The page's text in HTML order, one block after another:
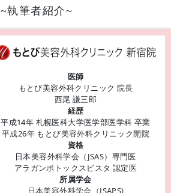
~執筆者紹介~
医師
もとび美容外科クリニック 院長
西尾 謙三郎
経歴
平成14年 札幌医科大学医学部医学科 卒業
平成26年 もとび美容外科クリニック開院
資格
日本美容外科学会（JSAS）専門医
アラガンボトックスビスタ 認定医
所属学会
日本美容外科学会（JSAPS)